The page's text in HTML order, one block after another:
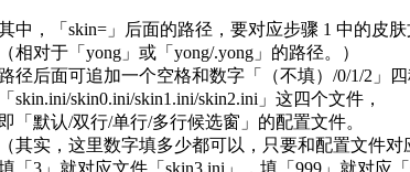
中，「skin=」后面的路径，要对应步骤 1 中的皮肤
（相对于「yong」或「yong/.yong」的路径。）
路径后面可追加一个空格和数字「（不填）/0/1/2」
「skin.ini/skin0.ini/skin1.ini/skin2.ini」这四个文件，
即「默认/双行/单行/多行候选窗」的配置文件。
（其实，这里数字填多少都可以，只要和配置文件对